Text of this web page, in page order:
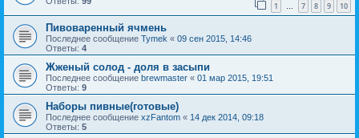
1 … 7 8 9 10
Пивоваренный ячмень
Последнее сообщение Tymek « 09 сен 2015, 14:46
Ответы: 4
Жженый солод - доля в засыпи
Последнее сообщение brewmaster « 01 мар 2015, 19:51
Ответы: 9
Наборы пивные(готовые)
Последнее сообщение xzFantom « 14 дек 2014, 09:18
Ответы: 5